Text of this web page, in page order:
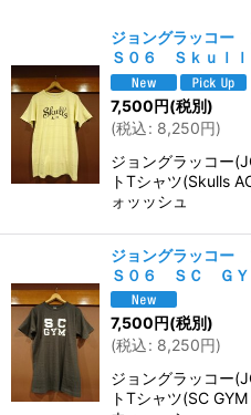
並び順:
絞り
ジョングラッコー
Ｓ０６ Ｓｋｕｌ
7,500円(税別)
(税込: 8,250円)
ジョングラッコー
トTシャツ(Skulls
ォッッシュ
ジョングラッコー
Ｓ０６ ＳＣ Ｇ
7,500円(税別)
(税込: 8,250円)
ジョングラッコー
トTシャツ(SC